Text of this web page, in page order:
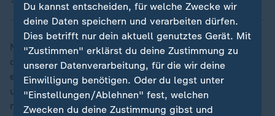
Nachdem sich Zverev zwischendurch etwas zu oft auf
die langen Ballwechsel mit seinem Kontrahenten
eingelassen hatte, übernahm er wieder die Initiative
und gab diese bis zum verwandelten Matchball nicht
mehr ab.
Du kannst entscheiden, für welche Zwecke wir
deine Daten speichern und verarbeiten dürfen.
Dies betrifft nur dein aktuell genutztes Gerät. Mit
"Zustimmen" erklärst du deine Zustimmung zu
unserer Datenverarbeitung, für die wir deine
Einwilligung benötigen. Oder du legst unter
"Einstellungen/Ablehnen" fest, welchen
Zwecken du deine Zustimmung gibst und